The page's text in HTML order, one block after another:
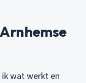
wat werkt en